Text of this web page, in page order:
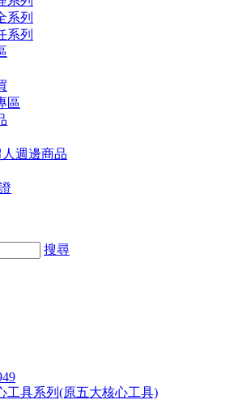
系列
系列
區
週邊商品
搜尋
工具系列(原五大核心工具)